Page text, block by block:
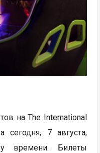
на The International
сегодня, 7 августа,
времени. Билеты